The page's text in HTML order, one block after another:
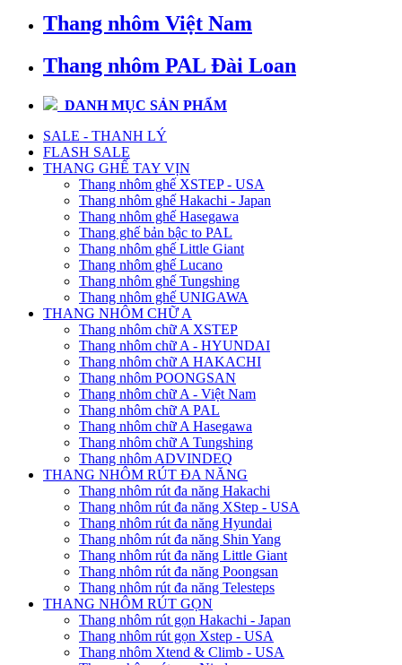
Thang nhôm Việt Nam
Thang nhôm PAL Đài Loan
DANH MỤC SẢN PHẨM
SALE - THANH LÝ
FLASH SALE
THANG GHẾ TAY VỊN
Thang nhôm ghế XSTEP - USA
Thang nhôm ghế Hakachi - Japan
Thang nhôm ghế Hasegawa
Thang ghế bản bậc to PAL
Thang nhôm ghế Little Giant
Thang nhôm ghế Lucano
Thang nhôm ghế Tungshing
Thang nhôm ghế UNIGAWA
THANG NHÔM CHỮ A
Thang nhôm chữ A XSTEP
Thang nhôm chữ A - HYUNDAI
Thang nhôm chữ A HAKACHI
Thang nhôm POONGSAN
Thang nhôm chữ A - Việt Nam
Thang nhôm chữ A PAL
Thang nhôm chữ A Hasegawa
Thang nhôm chữ A Tungshing
Thang nhôm ADVINDEQ
THANG NHÔM RÚT ĐA NĂNG
Thang nhôm rút đa năng Hakachi
Thang nhôm rút đa năng XStep - USA
Thang nhôm rút đa năng Hyundai
Thang nhôm rút đa năng Shin Yang
Thang nhôm rút đa năng Little Giant
Thang nhôm rút đa năng Poongsan
Thang nhôm rút đa năng Telesteps
THANG NHÔM RÚT GỌN
Thang nhôm rút gọn Hakachi - Japan
Thang nhôm rút gọn Xstep - USA
Thang nhôm Xtend & Climb - USA